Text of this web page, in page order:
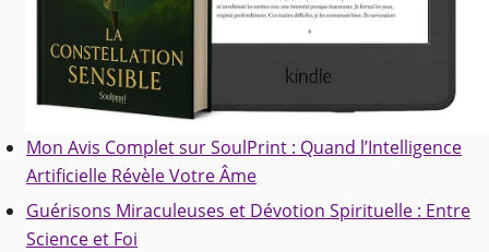
Mon Avis Complet sur SoulPrint : Quand l’Intelligence
Artificielle Révèle Votre Âme
Guérisons Miraculeuses et Dévotion Spirituelle : Entre
Science et Foi